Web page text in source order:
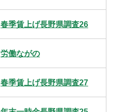
春季賃上げ長野県調査26
労働ながの
春季賃上げ長野県調査27